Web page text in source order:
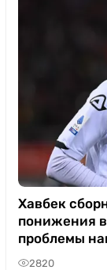
Хавбек
понижения в
проблемы
2820